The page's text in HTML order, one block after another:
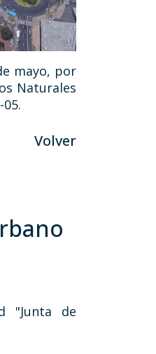
mayo, por
Naturales
Volver
"Junta de